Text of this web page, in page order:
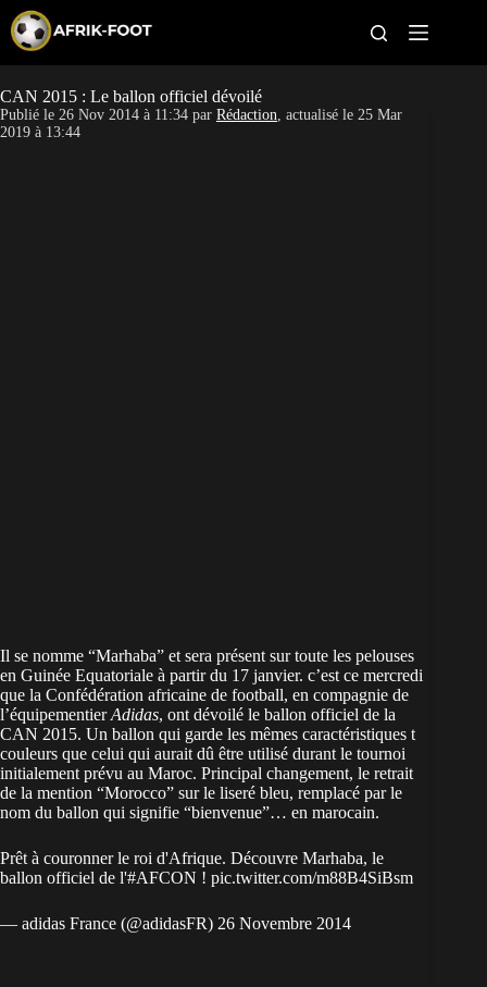
p
o
c
CAN féminine
CAN 2015 : Le ballon officiel dévoilé
Publié le 26 Nov 2014 à 11:34 par Rédaction, actualisé le 25 Mar
2019 à 13:44
Il se nomme “Marhaba” et sera présent sur toute les pelouses
en Guinée Equatoriale à partir du 17 janvier. c’est ce mercredi
que la Confédération africaine de football, en compagnie de
l’équipementierAdidas, ont dévoilé le ballon officiel de la
CAN 2015. Un ballon qui garde les mêmes caractéristiques t
couleurs que celui qui aurait dû être utilisé durant le tournoi
initialement prévu au Maroc. Principal changement, le retrait
de la mention “Morocco” sur le liseré bleu, remplacé par le
nom du ballon qui signifie “bienvenue”… en marocain.
Prêt à couronner le roi d'Afrique. Découvre Marhaba, le
ballon officiel de l'#AFCON ! pic.twitter.com/m88B4SiBsm
— adidas France (@adidasFR) 26 Novembre 2014